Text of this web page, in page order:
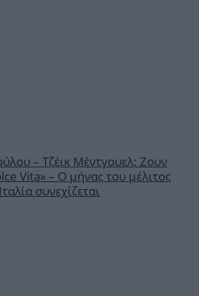
– Τζέικ Μέντγουελ: Ζουν
Vita» – Ο μήνας του μέλιτος
συνεχίζεται